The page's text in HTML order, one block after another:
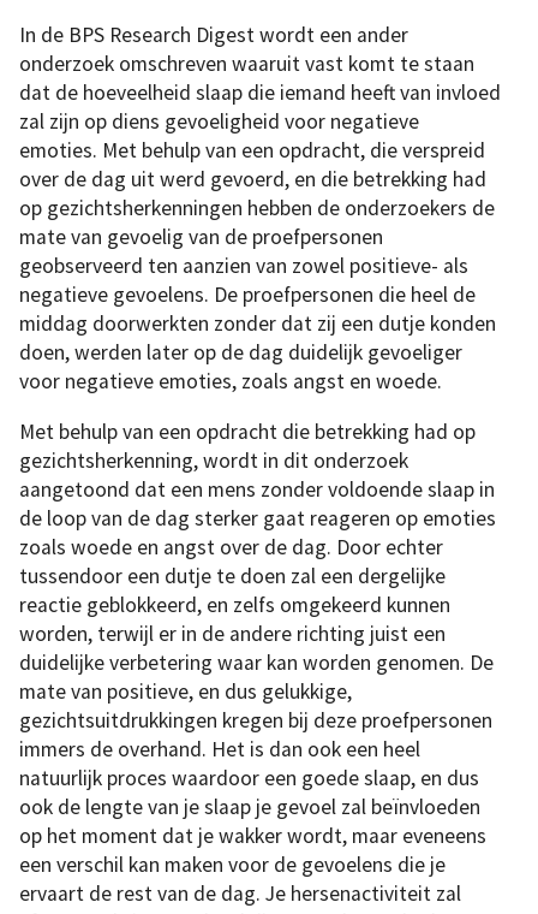
In de BPS Research Digest wordt een ander
onderzoek omschreven waaruit vast komt te staan
dat de hoeveelheid slaap die iemand heeft van invloed
zal zijn op diens gevoeligheid voor negatieve
emoties. Met behulp van een opdracht, die verspreid
over de dag uit werd gevoerd, en die betrekking had
op gezichtsherkenningen hebben de onderzoekers de
mate van gevoelig van de proefpersonen
geobserveerd ten aanzien van zowel positieve- als
negatieve gevoelens. De proefpersonen die heel de
middag doorwerkten zonder dat zij een dutje konden
doen, werden later op de dag duidelijk gevoeliger
voor negatieve emoties, zoals angst en woede.
Met behulp van een opdracht die betrekking had op
gezichtsherkenning, wordt in dit onderzoek
aangetoond dat een mens zonder voldoende slaap in
de loop van de dag sterker gaat reageren op emoties
zoals woede en angst over de dag. Door echter
tussendoor een dutje te doen zal een dergelijke
reactie geblokkeerd, en zelfs omgekeerd kunnen
worden, terwijl er in de andere richting juist een
duidelijke verbetering waar kan worden genomen. De
mate van positieve, en dus gelukkige,
gezichtsuitdrukkingen kregen bij deze proefpersonen
immers de overhand. Het is dan ook een heel
natuurlijk proces waardoor een goede slaap, en dus
ook de lengte van je slaap je gevoel zal beïnvloeden
op het moment dat je wakker wordt, maar eveneens
een verschil kan maken voor de gevoelens die je
ervaart de rest van de dag. Je hersenactiviteit zal